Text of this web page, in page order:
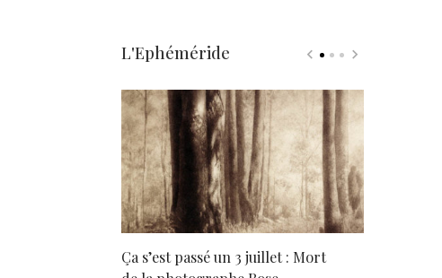
L'Ephéméride
Ça s’est passé un 3 juillet : Mort